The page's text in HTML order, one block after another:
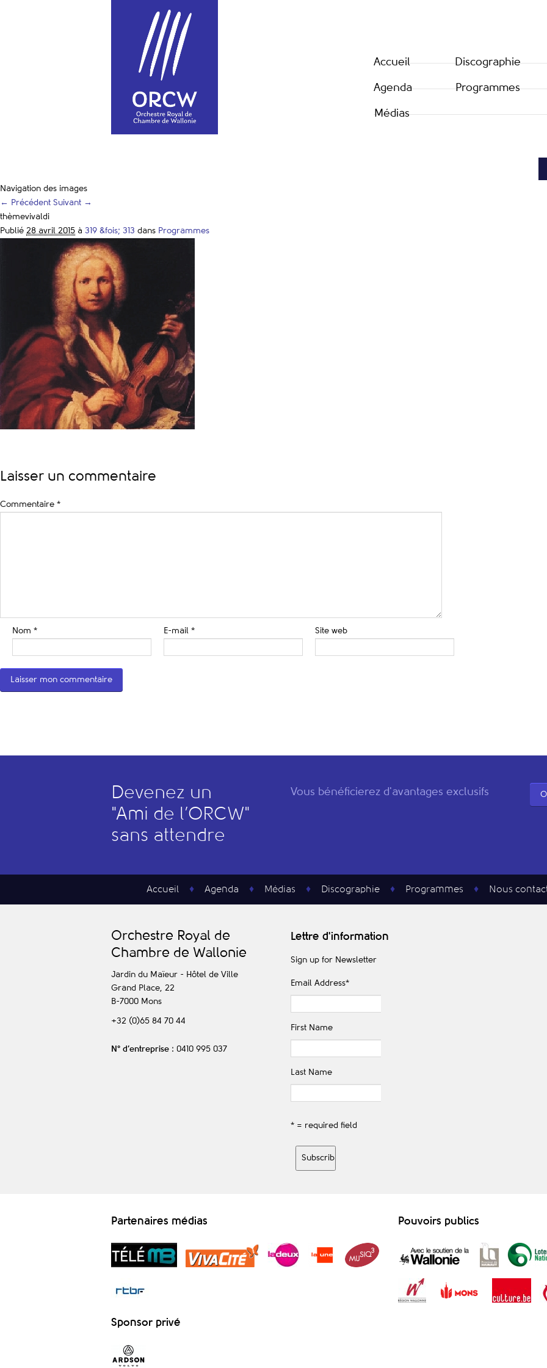
Accueil
Agenda
Médias
Discographie
Programmes
Navigation des images
← Précédent Suivant →
thèmevivaldi
Publié 28 avril 2015 à 319 &fois; 313 dans Programmes
Laisser un commentaire
Commentaire *
Nom * E-mail * Site web
Devenez un
"Ami de l’ORCW"
sans attendre
Vous bénéficierez d'avantages exclusifs
Accueil Agenda Médias Discographie Programmes Nous
Orchestre Royal de
Chambre de Wallonie
Jardin du Maïeur - Hôtel de Ville
Grand Place, 22
B-7000 Mons
+32 (0)65 84 70 44
N° d’entreprise : 0410 995 037
Lettre d'information
Sign up for Newsletter
Email Address*
First Name
Last Name
* = required field
Partenaires médias Pouvoirs publics
Sponsor privé